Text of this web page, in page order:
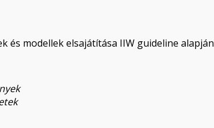
és modellek elsajátítása IIW guideline alapján